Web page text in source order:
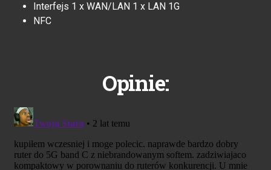
Interfejs 1 x WAN/LAN 1 x LAN 1G
NFC
Opinie: